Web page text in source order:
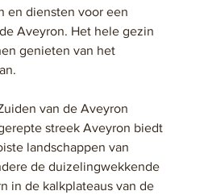
en diensten voor een
Aveyron. Het hele gezin
genieten van het
van de Aveyron
streek Aveyron biedt
landschappen van
de duizelingwekkende
in de kalkplateaus van de